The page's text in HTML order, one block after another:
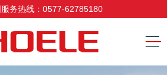
务热线：0577-62785180